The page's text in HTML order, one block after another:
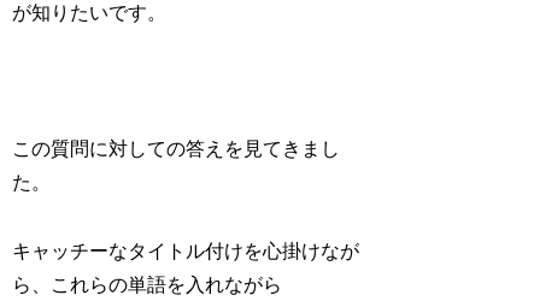
が知りたいです。
この質問に対しての答えを見てきまし
た。
キャッチーなタイトル付けを心掛けなが
ら、これらの単語を入れながら